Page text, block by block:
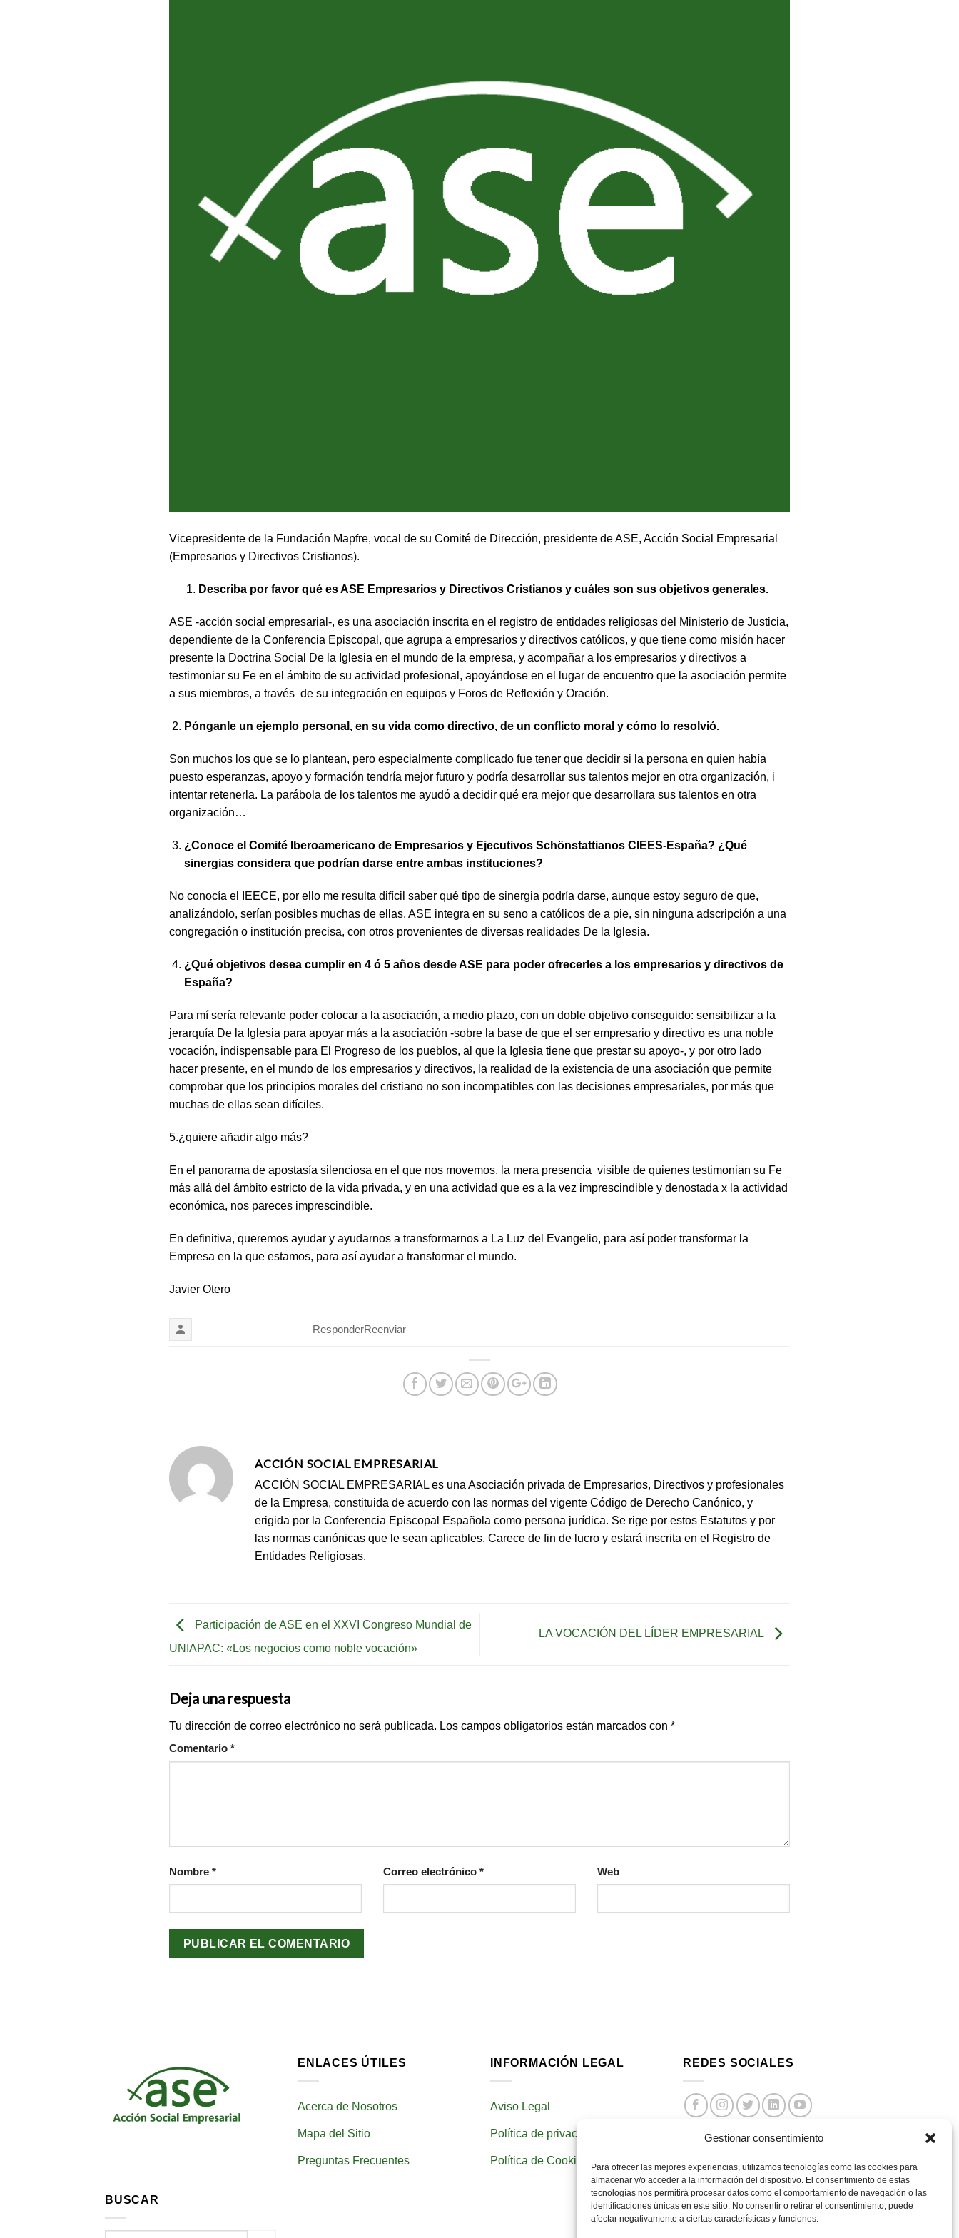
Gestionar consentimiento
Para ofrecer las mejores experiencias, utilizamos tecnologías como las cookies para
almacenar y/o acceder a la información del dispositivo. El consentimiento de estas
tecnologías nos permitirá procesar datos como el comportamiento de navegación o las
identificaciones únicas en este sitio. No consentir o retirar el consentimiento, puede
afectar negativamente a ciertas características y funciones.
Vicepresidente de la Fundación Mapfre, vocal de su Comité de Dirección, presidente de ASE, Acción Social Empresarial
(Empresarios y Directivos Cristianos).
1. Describa por favor qué es ASE Empresarios y Directivos Cristianos y cuáles son sus objetivos generales.
ASE -acción social empresarial-, es una asociación inscrita en el registro de entidades religiosas del Ministerio de Justicia,
dependiente de la Conferencia Episcopal, que agrupa a empresarios y directivos católicos, y que tiene como misión hacer
presente la Doctrina Social De la Iglesia en el mundo de la empresa, y acompañar a los empresarios y directivos a
testimoniar su Fe en el ámbito de su actividad profesional, apoyándose en el lugar de encuentro que la asociación permite
a sus miembros, a través de su integración en equipos y Foros de Reflexión y Oración.
Pónganle un ejemplo personal, en su vida como directivo, de un conflicto moral y cómo lo resolvió.
Son muchos los que se lo plantean, pero especialmente complicado fue tener que decidir si la persona en quien había
puesto esperanzas, apoyo y formación tendría mejor futuro y podría desarrollar sus talentos mejor en otra organización, i
intentar retenerla. La parábola de los talentos me ayudó a decidir qué era mejor que desarrollara sus talentos en otra
organización…
¿Conoce el Comité Iberoamericano de Empresarios y Ejecutivos Schönstattianos CIEES-España? ¿Qué
sinergias considera que podrían darse entre ambas instituciones?
No conocía el IEECE, por ello me resulta difícil saber qué tipo de sinergia podría darse, aunque estoy seguro de que,
analizándolo, serían posibles muchas de ellas. ASE integra en su seno a católicos de a pie, sin ninguna adscripción a una
congregación o institución precisa, con otros provenientes de diversas realidades De la Iglesia.
¿Qué objetivos desea cumplir en 4 ó 5 años desde ASE para poder ofrecerles a los empresarios y directivos de
España?
Para mí sería relevante poder colocar a la asociación, a medio plazo, con un doble objetivo conseguido: sensibilizar a la
jerarquía De la Iglesia para apoyar más a la asociación -sobre la base de que el ser empresario y directivo es una noble
vocación, indispensable para El Progreso de los pueblos, al que la Iglesia tiene que prestar su apoyo-, y por otro lado
hacer presente, en el mundo de los empresarios y directivos, la realidad de la existencia de una asociación que permite
comprobar que los principios morales del cristiano no son incompatibles con las decisiones empresariales, por más que
muchas de ellas sean difíciles.
5.¿quiere añadir algo más?
En el panorama de apostasía silenciosa en el que nos movemos, la mera presencia visible de quienes testimonian su Fe
más allá del ámbito estricto de la vida privada, y en una actividad que es a la vez imprescindible y denostada x la actividad
económica, nos pareces imprescindible.
En definitiva, queremos ayudar y ayudarnos a transformarnos a La Luz del Evangelio, para así poder transformar la
Empresa en la que estamos, para así ayudar a transformar el mundo.
Javier Otero
ResponderReenviar
ACCIÓN SOCIAL EMPRESARIAL
ACCIÓN SOCIAL EMPRESARIAL es una Asociación privada de Empresarios, Directivos y profesionales
de la Empresa, constituida de acuerdo con las normas del vigente Código de Derecho Canónico, y
erigida por la Conferencia Episcopal Española como persona jurídica. Se rige por estos Estatutos y por
las normas canónicas que le sean aplicables. Carece de fin de lucro y estará inscrita en el Registro de
Entidades Religiosas.
Participación de ASE en el XXVI Congreso Mundial de
UNIAPAC: «Los negocios como noble vocación»
LA VOCACIÓN DEL LÍDER EMPRESARIAL
Deja una respuesta
Tu dirección de correo electrónico no será publicada. Los campos obligatorios están marcados con *
Comentario *
Nombre * Correo electrónico * Web
ENLACES ÚTILES
Acerca de Nosotros
Mapa del Sitio
Preguntas Frecuentes
INFORMACIÓN LEGAL
Aviso Legal
Política de privacidad
Política de Cookies
REDES SOCIALES
BUSCAR